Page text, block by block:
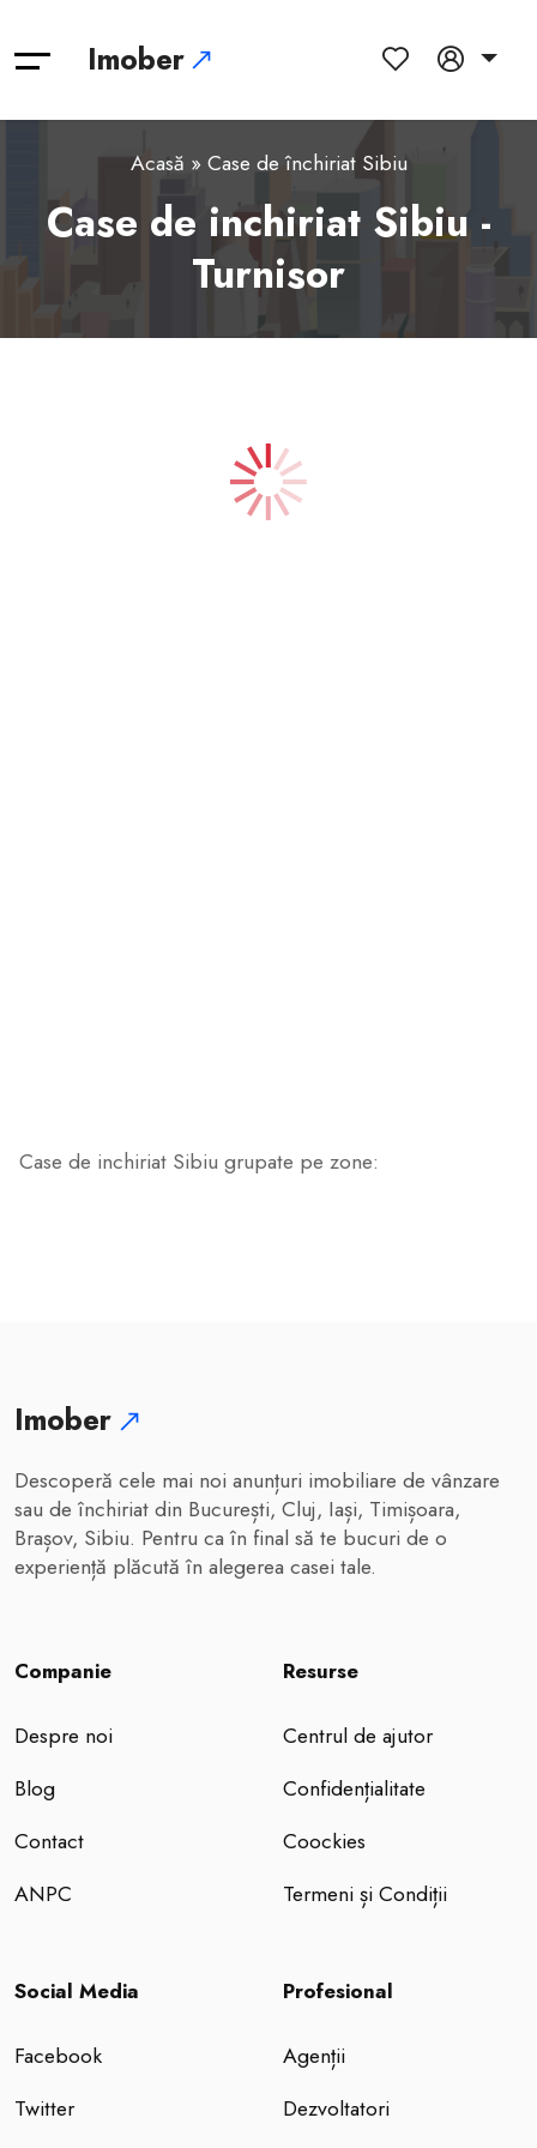
Imober
Acasă » Case de închiriat Sibiu
Case de inchiriat Sibiu -
Turnisor
Case de inchiriat Sibiu grupate pe zone:
Imober
Descoperă cele mai noi anunțuri imobiliare de vânzare
sau de închiriat din București, Cluj, Iași, Timișoara,
Brașov, Sibiu. Pentru ca în final să te bucuri de o
experiență plăcută în alegerea casei tale.
Companie
Despre noi
Blog
Contact
ANPC
Resurse
Centrul de ajutor
Confidențialitate
Coockies
Termeni și Condiții
Social Media
Facebook
Twitter
Profesional
Agenții
Dezvoltatori